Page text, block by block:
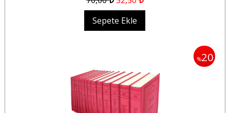
Sepete Ekle
%20